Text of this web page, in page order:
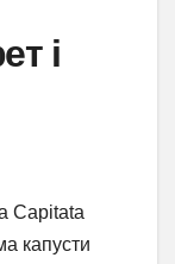
і
Capitata
капусти